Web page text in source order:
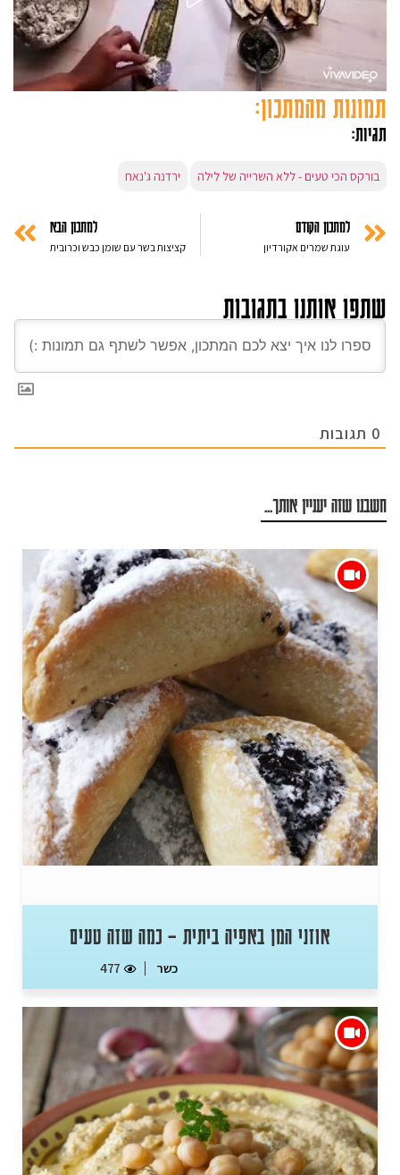
תמונות מהמתכון:
תגיות:
בורקס הכי טעים - ללא השרייה של לילה ירדנה ג'נאח
למתכון הקודם
עוגת שמרים אקורדיון
למתכון הבא
קציצות בשר עם שומן כבש וכרובית
שתפו אותנו בתגובות
0 תגובות
חשבנו שזה יעניין אותך...
אוזני המן באפיה ביתית – כמה שזה טעים
כשר 477